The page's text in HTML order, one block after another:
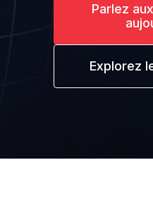
Parlez
Explorez